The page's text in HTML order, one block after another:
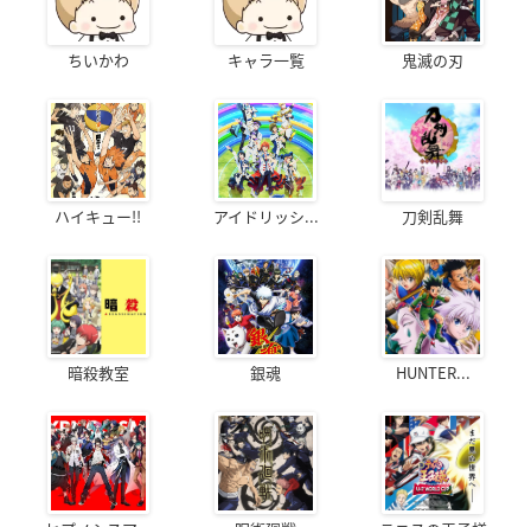
ちいかわ キャラ一覧 鬼滅の刃
ハイキュー!! アイドリッシ... 刀剣乱舞
暗殺教室 銀魂 HUNTER...